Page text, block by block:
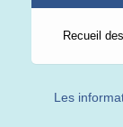
Recueil
Les